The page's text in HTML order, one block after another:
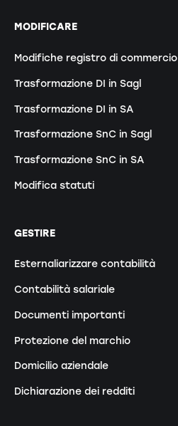
MODIFICARE
Modifiche registro di commercio
Trasformazione DI in Sagl
Trasformazione DI in SA
Trasformazione SnC in Sagl
Trasformazione SnC in SA
Modifica statuti
GESTIRE
Esternaliarizzare contabilità
Contabilità salariale
Documenti importanti
Protezione del marchio
Domicilio aziendale
Dichiarazione dei redditi